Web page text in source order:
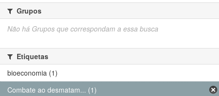
Grupos
Não há Grupos que correspondam a essa busca
Etiquetas
bioeconomia (1)
Combate ao desmatam... (1)